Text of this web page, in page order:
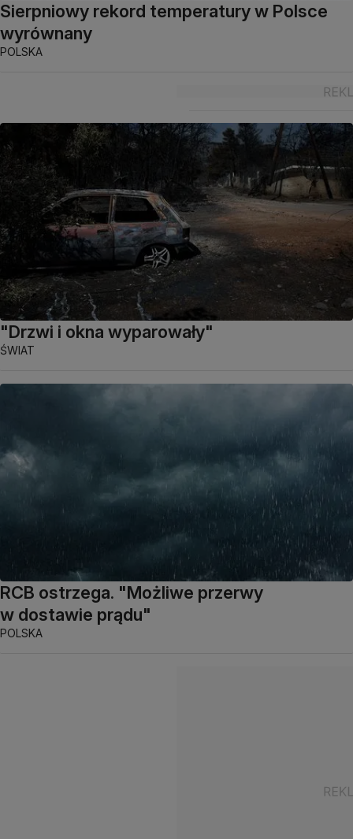
Sierpniowy rekord temperatury w Polsce
wyrównany
POLSKA
"Drzwi i okna wyparowały"
ŚWIAT
RCB ostrzega. "Możliwe przerwy
w dostawie prądu"
POLSKA